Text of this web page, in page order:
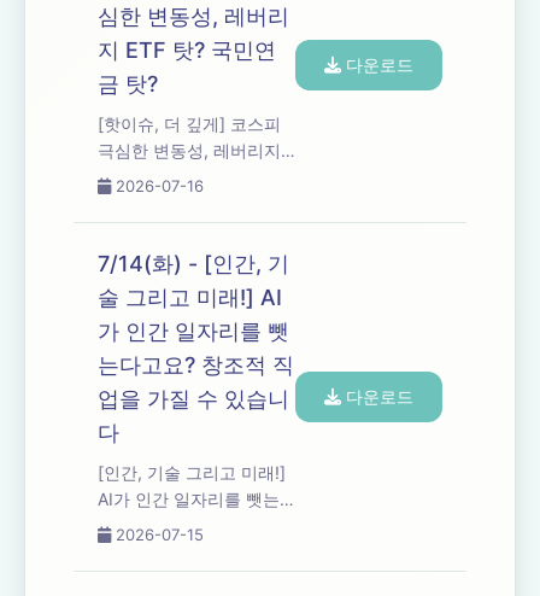
심한 변동성, 레버리
지 ETF 탓? 국민연
금 탓?
[핫이슈, 더 깊게] 코스피
극심한 변동성, 레버리지
ETF 탓? 국민연금 탓?
2026-07-16
다운로드
7/14(화) - [인간, 기
술 그리고 미래!] AI
가 인간 일자리를 뺏
는다고요? 창조적 직
업을 가질 수 있습니
다
[인간, 기술 그리고 미래!]
AI가 인간 일자리를 뺏는
다고요? 창조적 직업을 가
2026-07-15
다운로드